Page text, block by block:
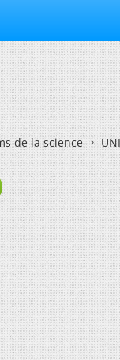
de la science